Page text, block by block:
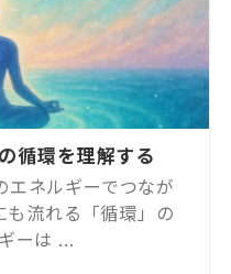
循環を理解する
エネルギーでつなが
も流れる「循環」の
ーは ...